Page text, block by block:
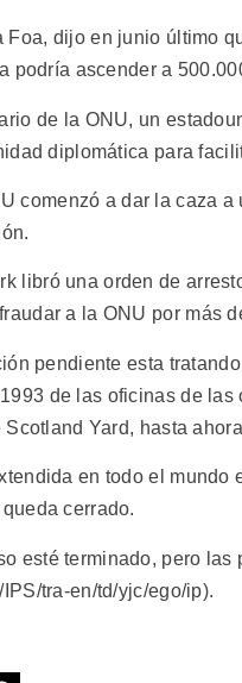
Foa, dijo en junio último
podría ascender a
de la ONU, un
diplomática para
comenzó a dar la caza
libró una orden de
a la ONU por más
pendiente esta
de las oficinas de
Yard, hasta
en todo el mundo
cerrado.
esté terminado, pero
tra-en/td/yjc/ego/ip).